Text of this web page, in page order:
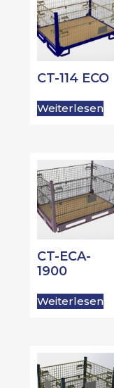
CT-114 ECO
Weiterlesen
CT-ECA-
1900
Weiterlesen